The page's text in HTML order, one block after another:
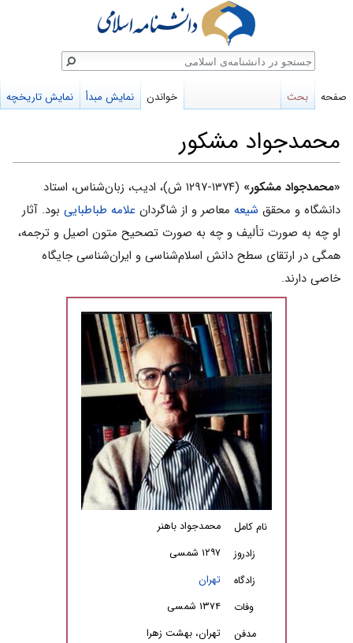
محمدجواد مشکور
پرش
به
ناوبری
پرش
به
جستجو
«محمدجواد مشکور»
(۱۳۷۴-۱۲۹۷ ش)، ادیب، زبان‌شناس، استاد
دانشگاه و محقق شیعه معاصر و از شاگردان علامه طباطبایى بود. آثار
او چه به صورت تأليف و چه به صورت تصحيح متون اصيل و ترجمه،
همگى در ارتقاى سطح دانش اسلام‌شناسى و ايران‌شناسى جايگاه
خاصى دارند.
نام کامل
محمدجواد باهنر
زادروز
۱۲۹۷ شمسی
زادگاه
تهران
وفات
۱۳۷۴ شمسی
مدفن
تهران، بهشت زهرا
صفحه بحث خواندن نمایش مبدأ نمایش تاریخچه
جستجو